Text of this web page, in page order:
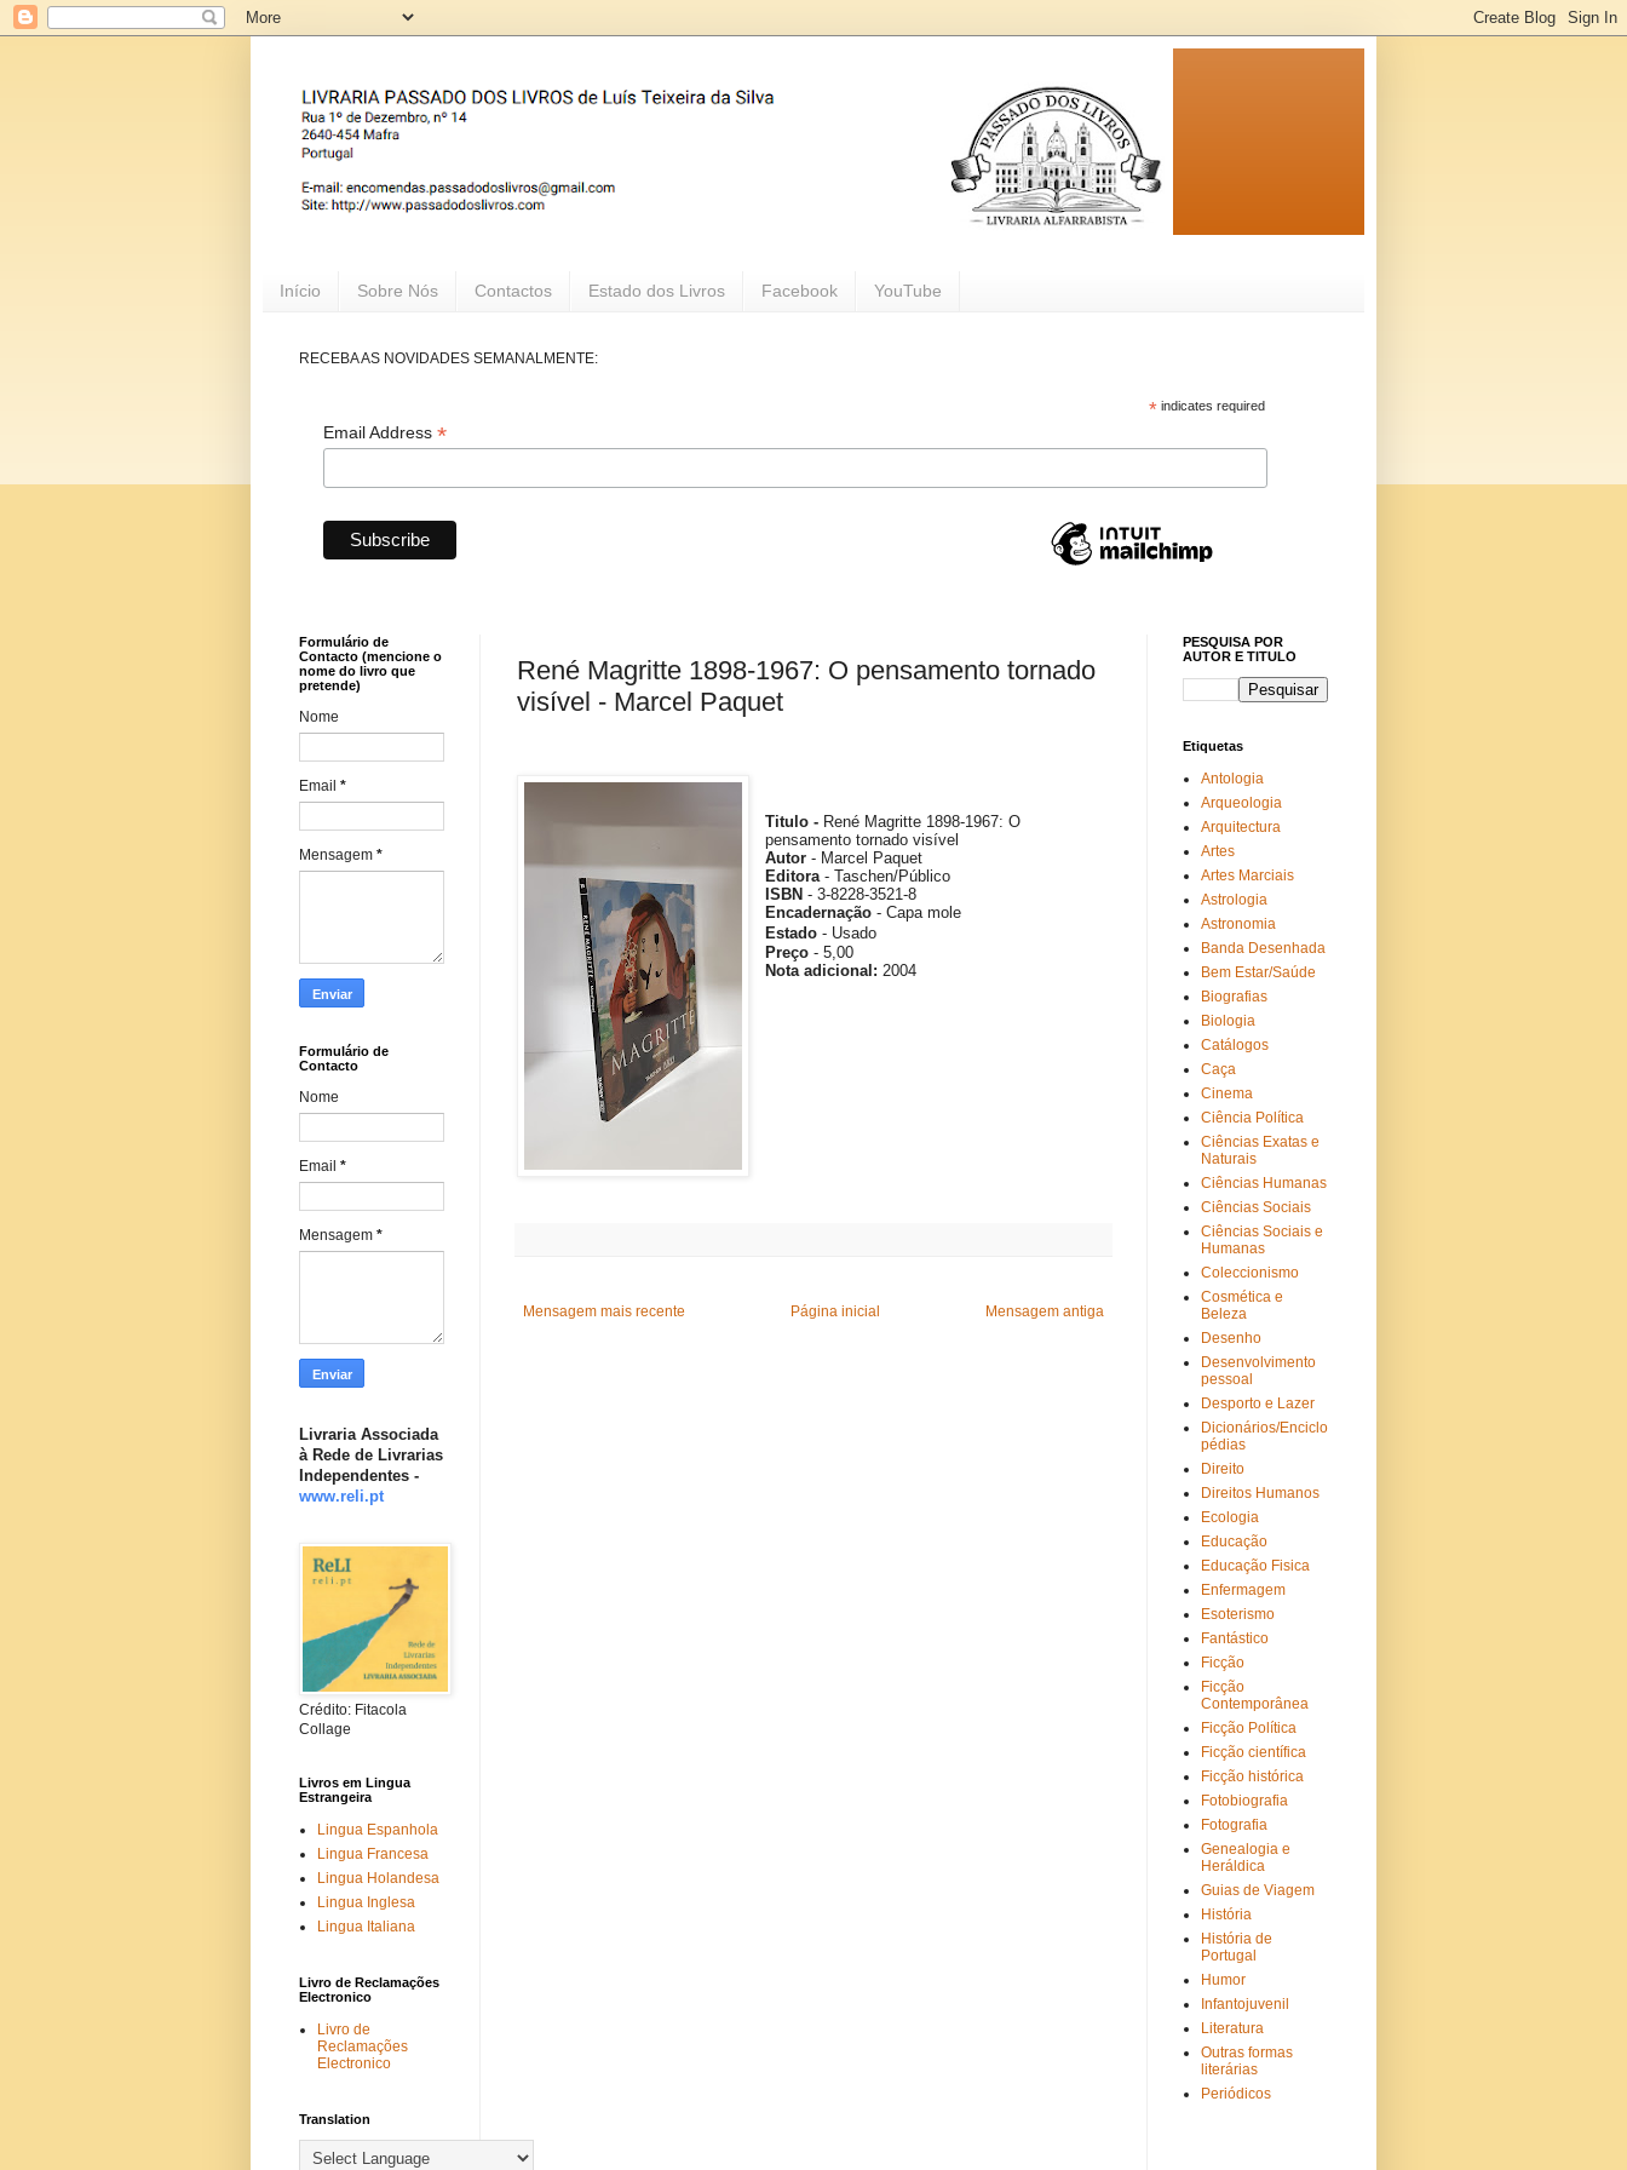
Início Sobre Nós Contactos Estado dos Livros Facebook YouTube
RECEBA AS NOVIDADES SEMANALMENTE:
*indicates required
Email Address *
René Magritte 1898-1967: O pensamento tornado
visível - Marcel Paquet
Titulo - René Magritte 1898-1967: O
pensamento tornado visível
Autor - Marcel Paquet
Editora- Taschen/Público
ISBN -3-8228-3521-8
Encadernação - Capa mole
Estado - Usado
Preço - 5,00
Notaadicional :2004
Mensagem mais recente Mensagem antiga
Página inicial
Formulário de
Contacto (mencione o
nome do livro que
pretende)
Nome
Email *
Mensagem *
Formulário de
Contacto
Nome
Email *
Mensagem *
Livraria Associada
à Rede de Livrarias
Independentes -
www.reli.pt
Crédito: Fitacola
Collage
Livros em Lingua
Estrangeira
Lingua Espanhola
Lingua Francesa
Lingua Holandesa
Lingua Inglesa
Lingua Italiana
Livro de Reclamações
Electronico
Livro de
Reclamações
Electronico
Translation
PESQUISA POR
AUTOR E TITULO
Etiquetas
Antologia
Arqueologia
Arquitectura
Artes
Artes Marciais
Astrologia
Astronomia
Banda Desenhada
Bem Estar/Saúde
Biografias
Biologia
Catálogos
Caça
Cinema
Ciência Política
Ciências Exatas e
Naturais
Ciências Humanas
Ciências Sociais
Ciências Sociais e
Humanas
Coleccionismo
Cosmética e
Beleza
Desenho
Desenvolvimento
pessoal
Desporto e Lazer
Dicionários/Enciclo
pédias
Direito
Direitos Humanos
Ecologia
Educação
Educação Fisica
Enfermagem
Esoterismo
Fantástico
Ficção
Ficção
Contemporânea
Ficção Política
Ficção científica
Ficção histórica
Fotobiografia
Fotografia
Genealogia e
Heráldica
Guias de Viagem
História
História de
Portugal
Humor
Infantojuvenil
Literatura
Outras formas
literárias
Periódicos